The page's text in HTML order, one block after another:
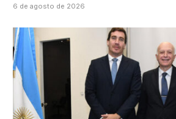
6 de agosto de 2026